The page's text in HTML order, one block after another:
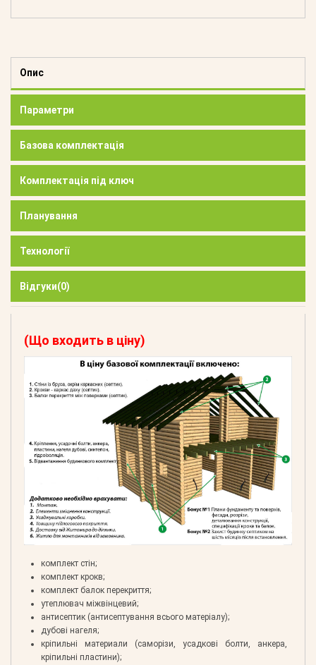
Опис
Параметри
Базова комплектація
Комплектація під ключ
Планування
Технології
Відгуки(0)
(Що входить в ціну)
комплект стін;
комплект крокв;
комплект балок перекриття;
утеплювач міжвінцевий;
антисептик (антисептування всього матеріалу);
дубові нагеля;
кріпильні материали (саморізи, усадкові болти, анкера,
кріпильні пластини);